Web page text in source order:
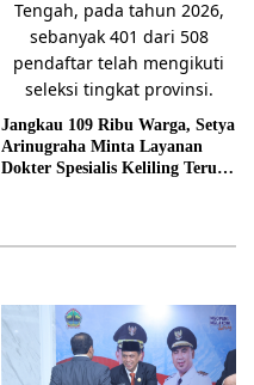
Jangkau 109 Ribu Warga, Setya
Arinugraha Minta Layanan
Dokter Spesialis Keliling Terus